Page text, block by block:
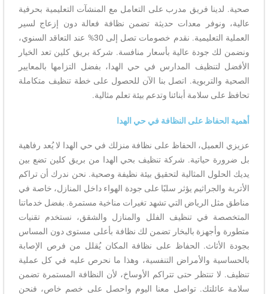
صحية. لدينا فريق مدرب على التعامل مع المنشآت التعليمية بحرفية
عالية، ونوفر معدات حديثة تضمن نظافة فعالة دون إزعاج لسير
العملية التعليمية. نقدم خصومات تصل إلى 30% عند التعاقد السنوي،
ونضمن لك جودة عالية بأسعار منافسة. شركة بريق كلين تعد الخيار
الأفضل لتنظيف المدارس في حي الهدا، بفضل التزامها بالمعايير
الصحية والتربوية. اتصل بنا الآن للحصول على خطة تنظيف متكاملة
تحافظ على سلامة أبنائنا وتدعم بيئة تعلم مثالية.
أهمية الحفاظ على النظافة في حي الهدا
عزيزي العميل، الحفاظ على نظافة منزلك في حي الهدا لا يُعد رفاهية
بل ضرورة حياتية. شركة تنظيف بحي الهدا من بريق كلين تضع بين
يديك الحلول المثالية لتحقيق بيئة نظيفة وصحية. نحن ندرك أن تراكم
الأتربة والجراثيم يؤثر سلبًا على جودة الهواء داخل المنازل، خاصة في
مناطق مثل الرياض التي تشهد تغيرات مناخية مستمرة. بفضل خدماتنا
المتخصصة في تنظيف الفلل والمنازل والشقق، نستخدم تقنيات
متطورة وأجهزة بالبخار تضمن لك نظافة بأعلى مستوى دون المساس
بجودة الأثاث. الحفاظ على نظافة المكان يُقلل من فرص الإصابة
بالحساسية والأمراض التنفسية، وهذا ما نحرص عليه في كل عملية
تنظيف. لا تنتظر حتى تتراكم الأوساخ، لأن النظافة المستمرة تضمن
سلامة عائلتك. تواصل معنا اليوم واحصل على خصم خاص، فنحن